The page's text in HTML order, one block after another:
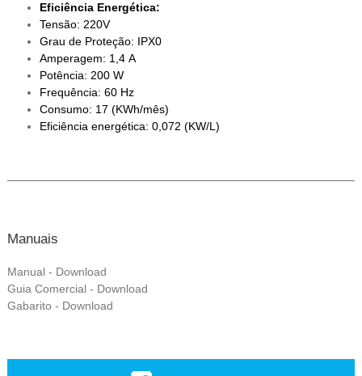
Eficiência Energética:
Tensão: 220V
Grau de Proteção: IPX0
Amperagem: 1,4 A
Potência: 200 W
Frequência: 60 Hz
Consumo: 17 (KWh/mês)
Eficiência energética: 0,072 (KW/L)
Manuais
Manual - Download
Guia Comercial - Download
Gabarito - Download